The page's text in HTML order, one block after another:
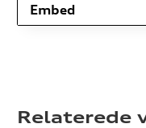
Embed
Relaterede